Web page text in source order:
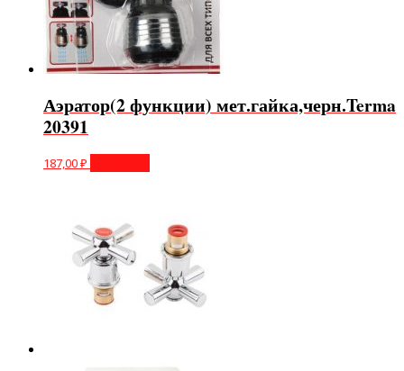
Аэратор(2 функции) мет.гайка,черн.Terma
20391
187,00₽